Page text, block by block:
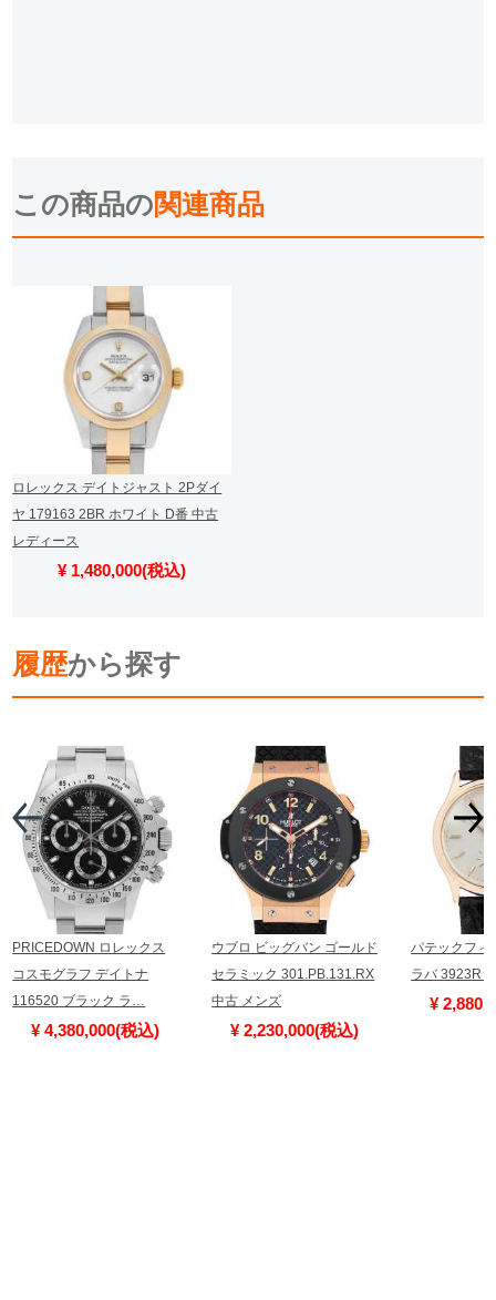
この商品の関連商品
ロレックス デイトジャスト 2Pダイ
ヤ 179163 2BR ホワイト D番 中古
レディース
¥ 1,480,000(税込)
履歴から探す
PRICEDOWN ロレックス
コスモグラフ デイトナ
116520 ブラック ラ…
¥ 4,380,000(税込)
ウブロ ビッグバン ゴールド
セラミック 301.PB.131.RX
中古 メンズ
¥ 2,230,000(税込)
パテックフィ
ラバ 3923R
¥